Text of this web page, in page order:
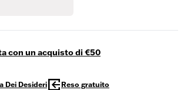
con un acquisto di €50
Dei Desideri Reso gratuito